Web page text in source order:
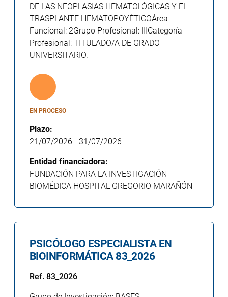
DE LAS NEOPLASIAS HEMATOLÓGICAS Y EL
TRASPLANTE HEMATOPOYÉTICOÁrea
Funcional: 2Grupo Profesional: IIICategoría
Profesional: TITULADO/A DE GRADO
UNIVERSITARIO.
EN PROCESO
Plazo:
21/07/2026 - 31/07/2026
Entidad financiadora:
FUNDACIÓN PARA LA INVESTIGACIÓN
BIOMÉDICA HOSPITAL GREGORIO MARAÑÓN
PSICÓLOGO ESPECIALISTA EN
BIOINFORMÁTICA 83_2026
Ref. 83_2026